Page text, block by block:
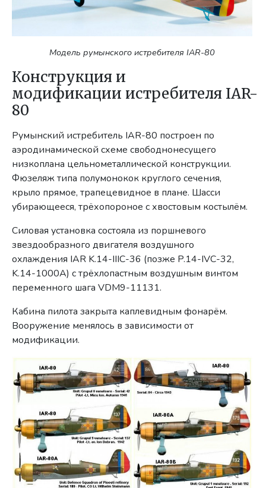
Модель румынского истребителя IAR-80
Конструкция и
модификации истребителя IAR-
80
Румынский истребитель IAR-80 построен по
аэродинамической схеме свободнонесущего
низкоплана цельнометаллической конструкции.
Фюзеляж типа полумонокок круглого сечения,
крыло прямое, трапецевидное в плане. Шасси
убирающееся, трёхопороное с хвостовым костылём.
Силовая установка состояла из поршневого
звездообразного двигателя воздушного
охлаждения IAR K.14-IIIC-36 (позже P.14-IVC-32,
K.14-1000A) с трёхлопастным воздушным винтом
переменного шага VDM9-11131.
Кабина пилота закрыта каплевидным фонарём.
Вооружение менялось в зависимости от
модификации.